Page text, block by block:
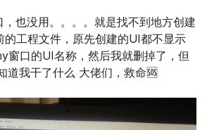
也没用。。。。就是找不到地方创建
的工程文件，原先创建的UI都不显示
窗口的UI名称，然后我就删掉了，但
道我干了什么 大佬们，救命🆘